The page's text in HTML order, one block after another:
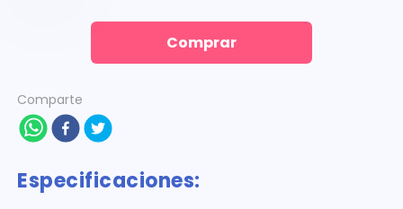
Comprar
Comparte
Especificaciones: